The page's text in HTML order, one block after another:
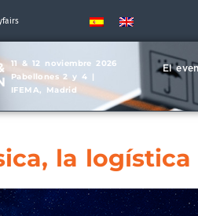
11 & 12 noviembre 2026
Pabellones 2 y 4 |
IFEMA, Madrid
El
la